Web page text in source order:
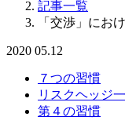
記事一覧
「交渉」にお
2020 05.12
７つの習慣
リスクヘッジ
第４の習慣